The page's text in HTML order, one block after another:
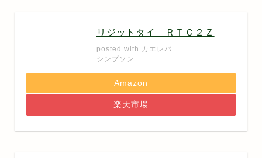
リジットタイ ＲＴＣ２Ｚ
posted with カエレバ
シンプソン
Amazon
楽天市場